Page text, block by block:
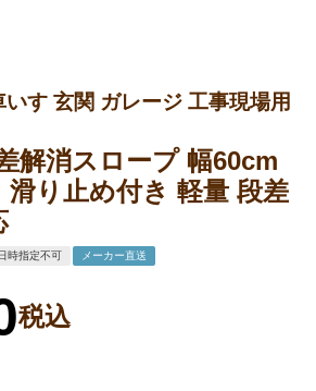
す 玄関 ガレージ 工事現場用
解消スロープ 幅60cm
滑り止め付き 軽量 段差
時指定不可 メーカー直送
税込